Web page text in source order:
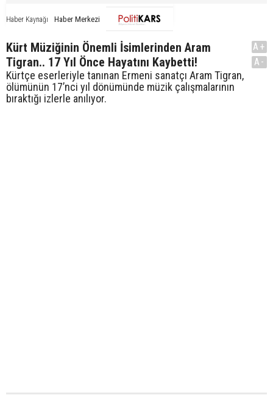
Haber Kaynağı Haber Merkezi
Kürt Müziğinin Önemli İsimlerinden Aram
Tigran.. 17 Yıl Önce Hayatını Kaybetti!
Kürtçe eserleriyle tanınan Ermeni sanatçı Aram Tigran,
ölümünün 17’nci yıl dönümünde müzik çalışmalarının
bıraktığı izlerle anılıyor.
A+
A-